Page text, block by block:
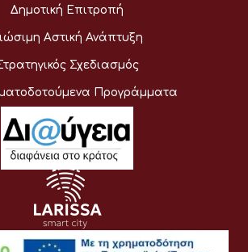
Δημοτική Επιτροπή
Αστική Ανάπτυξη
Σχεδιασμός
Προγράμματα